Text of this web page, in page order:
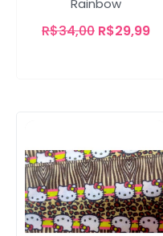
Rainbow
R$34,00 R$29,99